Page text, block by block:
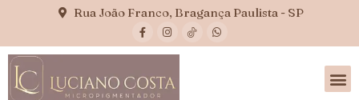
Rua João Franco, Bragança Paulista - SP